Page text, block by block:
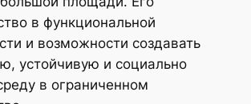
в функциональной
и возможности создавать
устойчивую и социально
в ограниченном